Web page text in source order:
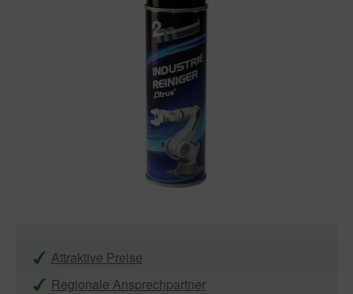
Attraktive Preise
Regionale Ansprechpartner